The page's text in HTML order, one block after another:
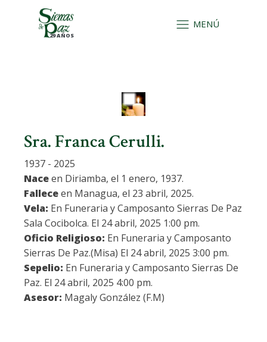
29 AÑOS
MENÚ
Sra. Franca Cerulli.
1937 - 2025
Naceen Diriamba, el 1 enero, 1937.
Falleceen Managua, el 23 abril, 2025.
Vela: En Funeraria y Camposanto Sierras De Paz
Sala Cocibolca. El 24 abril, 2025 1:00 pm.
Oficio Religioso: En Funeraria y Camposanto
Sierras De Paz.(Misa) El 24 abril, 2025 3:00 pm.
Sepelio: En Funeraria y Camposanto Sierras De
Paz. El 24 abril, 2025 4:00 pm.
Asesor: Magaly González (F.M)